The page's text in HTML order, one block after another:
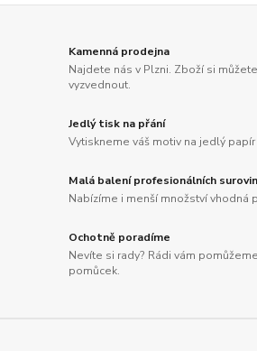
Kamenná prodejna
Najdete nás v Plzni. Zboží si
vyzvednout.
Jedlý tisk na přání
Vytiskneme váš motiv na jedlý
Malá balení profesionálních surovin
Nabízíme i menší množství vhodná
Ochotně poradíme
Nevíte si rady? Rádi vám
pomůcek.